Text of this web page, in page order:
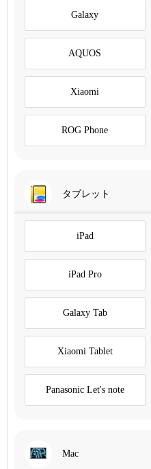
Galaxy
AQUOS
Xiaomi
ROG Phone
タブレット
iPad
iPad Pro
Galaxy Tab
Xiaomi Tablet
Panasonic Let's note
Mac